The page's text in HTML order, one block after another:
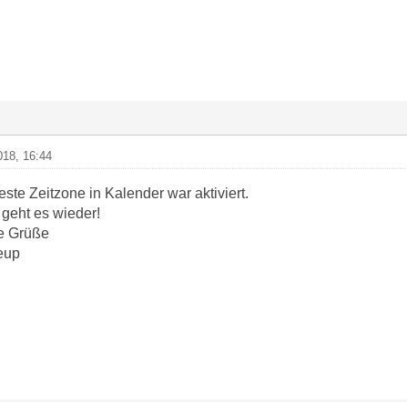
16:44
Zeitzone in Kalender war aktiviert.
es wieder!
Grüße